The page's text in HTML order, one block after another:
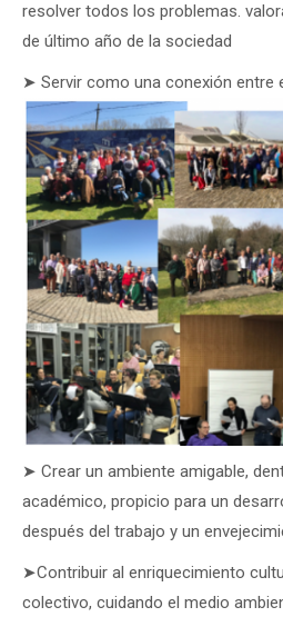
resolver todos los problemas.
de último año de la sociedad
➤ Servir como una conexión entre
➤ Crear un ambiente amigable,
académico, propicio para un
después del trabajo y un
➤Contribuir al enriquecimiento
colectivo, cuidando el medio